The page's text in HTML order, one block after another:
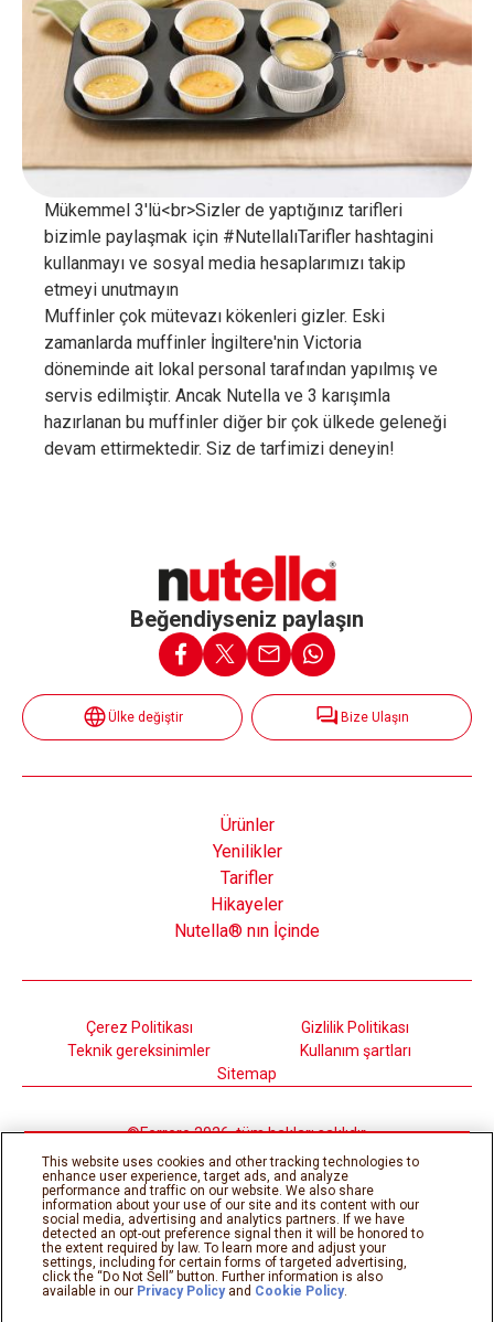
Mükemmel 3'lü<br>Sizler de yaptığınız tarifleri
bizimle paylaşmak için #NutellalıTarifler hashtagini
kullanmayı ve sosyal media hesaplarımızı takip
etmeyi unutmayın
Muffinler çok mütevazı kökenleri gizler. Eski
zamanlarda muffinler İngiltere'nin Victoria
döneminde ait lokal personal tarafından yapılmış ve
servis edilmiştir. Ancak Nutella ve 3 karışımla
hazırlanan bu muffinler diğer bir çok ülkede geleneği
devam ettirmektedir. Siz de tarfimizi deneyin!
Beğendiyseniz paylaşın
Ülke değiştir Bize Ulaşın
Ürünler
Yenilikler
Tarifler
Hikayeler
Nutella® nın İçinde
©Ferrero 2026, tüm hakları saklıdır.
Çerez Politikası
Gizlilik Politikası
Teknik gereksinimler
Kullanım şartları
Sitemap
This website uses cookies and other tracking technologies to
enhance user experience, target ads, and analyze
performance and traffic on our website. We also share
information about your use of our site and its content with our
social media, advertising and analytics partners. If we have
detected an opt-out preference signal then it will be honored to
the extent required by law. To learn more and adjust your
settings, including for certain forms of targeted advertising,
click the “Do Not Sell” button. Further information is also
available in our Privacy Policyand Cookie Policy.